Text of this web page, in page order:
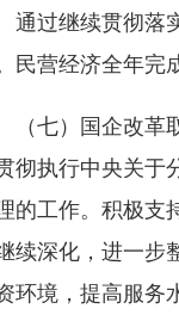
过继续贯彻落实
民营经济全年完
七）国企改革取
彻执行中央关于
的工作。积极支
续深化，进一步
环境，提高服务